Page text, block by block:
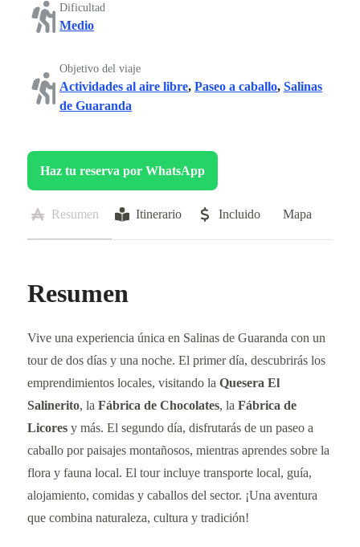
Dificultad
Medio
Objetivo del viaje
Actividades al aire libre, Paseo a caballo, Salinas
de Guaranda
Haz tu reserva por WhatsApp
Resumen Itinerario Incluido Mapa
Resumen
Vive una experiencia única en Salinas de Guaranda con un
tour de dos días y una noche. El primer día, descubrirás los
emprendimientos locales, visitando la Quesera El
Salinerito, la Fábrica de Chocolates, la Fábrica de
Licores y más. El segundo día, disfrutarás de un paseo a
caballo por paisajes montañosos, mientras aprendes sobre la
flora y fauna local. El tour incluye transporte local, guía,
alojamiento, comidas y caballos del sector. ¡Una aventura
que combina naturaleza, cultura y tradición!